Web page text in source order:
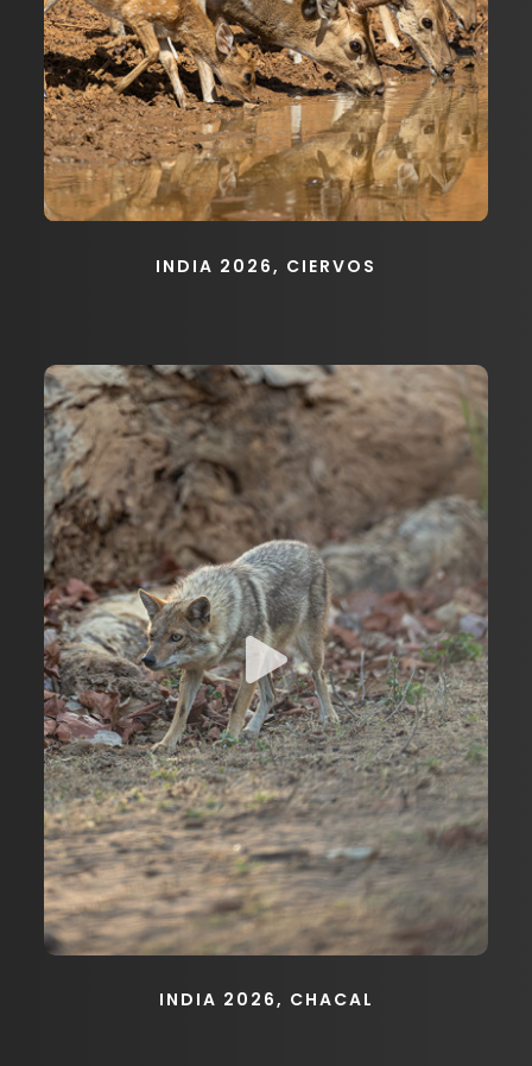
INDIA 2026, CIERVOS
INDIA 2026, CHACAL